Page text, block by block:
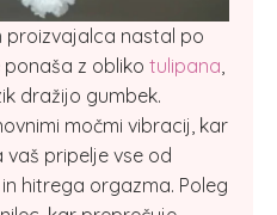
proizvajalca nastal po
z obliko tulipana
dražijo gumbek.
močmi vibracij, kar
pripelje vse od
hitrega orgazma. Poleg